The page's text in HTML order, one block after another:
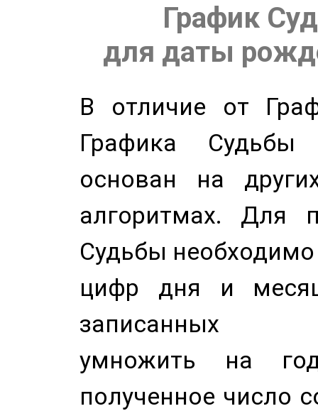
График
для даты
В отличие от
Графика
основан на
алгоритмах. Для
Судьбы
цифр дня и
записанных
умножить на
полученное число